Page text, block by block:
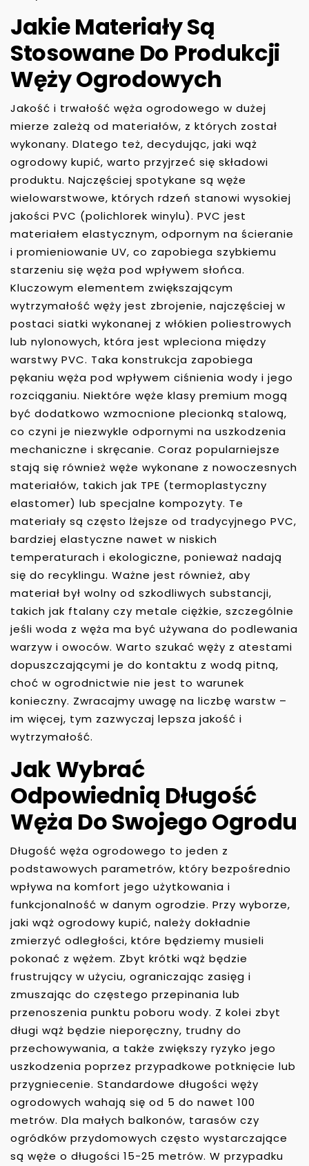
Jakie Materiały Są
Stosowane Do Produkcji
Węży Ogrodowych
Jakość i trwałość węża ogrodowego w dużej
mierze zależą od materiałów, z których został
wykonany. Dlatego też, decydując, jaki wąż
ogrodowy kupić, warto przyjrzeć się składowi
produktu. Najczęściej spotykane są węże
wielowarstwowe, których rdzeń stanowi wysokiej
jakości PVC (polichlorek winylu). PVC jest
materiałem elastycznym, odpornym na ścieranie
i promieniowanie UV, co zapobiega szybkiemu
starzeniu się węża pod wpływem słońca.
Kluczowym elementem zwiększającym
wytrzymałość węży jest zbrojenie, najczęściej w
postaci siatki wykonanej z włókien poliestrowych
lub nylonowych, która jest wpleciona między
warstwy PVC. Taka konstrukcja zapobiega
pękaniu węża pod wpływem ciśnienia wody i jego
rozciąganiu. Niektóre węże klasy premium mogą
być dodatkowo wzmocnione plecionką stalową,
co czyni je niezwykle odpornymi na uszkodzenia
mechaniczne i skręcanie. Coraz popularniejsze
stają się również węże wykonane z nowoczesnych
materiałów, takich jak TPE (termoplastyczny
elastomer) lub specjalne kompozyty. Te
materiały są często lżejsze od tradycyjnego PVC,
bardziej elastyczne nawet w niskich
temperaturach i ekologiczne, ponieważ nadają
się do recyklingu. Ważne jest również, aby
materiał był wolny od szkodliwych substancji,
takich jak ftalany czy metale ciężkie, szczególnie
jeśli woda z węża ma być używana do podlewania
warzyw i owoców. Warto szukać węży z atestami
dopuszczającymi je do kontaktu z wodą pitną,
choć w ogrodnictwie nie jest to warunek
konieczny. Zwracajmy uwagę na liczbę warstw –
im więcej, tym zazwyczaj lepsza jakość i
wytrzymałość.
Jak Wybrać
Odpowiednią Długość
Węża Do Swojego Ogrodu
Długość węża ogrodowego to jeden z
podstawowych parametrów, który bezpośrednio
wpływa na komfort jego użytkowania i
funkcjonalność w danym ogrodzie. Przy wyborze,
jaki wąż ogrodowy kupić, należy dokładnie
zmierzyć odległości, które będziemy musieli
pokonać z wężem. Zbyt krótki wąż będzie
frustrujący w użyciu, ograniczając zasięg i
zmuszając do częstego przepinania lub
przenoszenia punktu poboru wody. Z kolei zbyt
długi wąż będzie nieporęczny, trudny do
przechowywania, a także zwiększy ryzyko jego
uszkodzenia poprzez przypadkowe potknięcie lub
przygniecenie. Standardowe długości węży
ogrodowych wahają się od 5 do nawet 100
metrów. Dla małych balkonów, tarasów czy
ogródków przydomowych często wystarczające
są węże o długości 15-25 metrów. W przypadku